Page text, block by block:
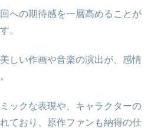
への期待感を一層高めることが
。
しい作画や音楽の演出が、感情
ックな表現や、キャラクターの
ており、原作ファンも納得の仕